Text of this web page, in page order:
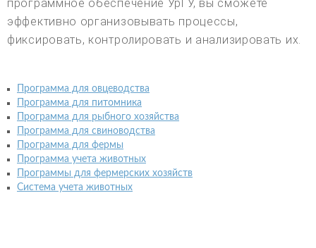
программное обеспечение УрГУ, вы сможете
эффективно организовывать процессы,
фиксировать, контролировать и анализировать их.
Программа для овцеводства
Программа для питомника
Программа для рыбного хозяйства
Программа для свиноводства
Программа для фермы
Программа учета животных
Программы для фермерских хозяйств
Система учета животных